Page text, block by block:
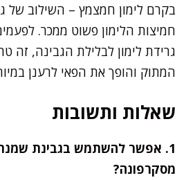
בקרם לימון חמצמץ – השילוב של
חמיצות הלימון פשוט ממכר.
גרידת לימון לבלילת הגבינה, זה
המתוק והופך את הפאי לרענן
שאלות ותשובות
מסקרפונה?